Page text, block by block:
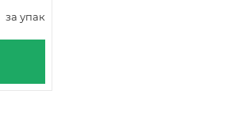
за упак